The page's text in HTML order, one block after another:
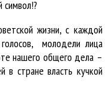
жизни, с каждой
молодели лица
нашего общего дела –
стране власть кучкой